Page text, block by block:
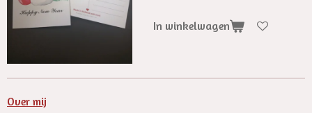
In winkelwagen
Over mij